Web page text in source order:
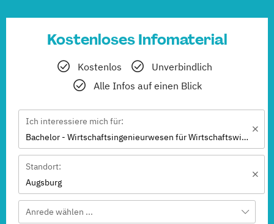
Kostenloses Infomaterial
Kostenlos
Unverbindlich
Alle Infos auf einen Blick
Ich interessiere mich für:
Bachelor - Wirtschaftsingenieurwesen für Wirtschaftswissenschaftler:innen
Standort:
Augsburg
Anrede wählen ...